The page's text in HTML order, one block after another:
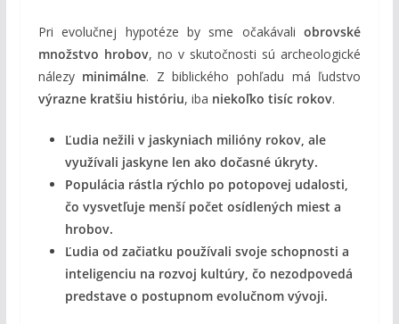
Pri evolučnej hypotéze by sme očakávaliobrovské
množstvo hrobov, no v skutočnosti sú archeologické
nálezy minimálne. Z biblického pohľadu má ľudstvo
výrazne kratšiu históriu, iba niekoľko tisíc rokov.
Ľudia nežili v jaskyniach milióny rokov, ale
využívali jaskyne len ako dočasné úkryty.
Populácia rástla rýchlo po potopovej udalosti,
čo vysvetľuje menší počet osídlených miest a
hrobov.
Ľudia od začiatku používali svoje schopnosti a
inteligenciu na rozvoj kultúry, čo nezodpovedá
predstave o postupnom evolučnom vývoji.